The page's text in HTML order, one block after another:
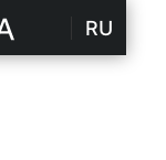
RU